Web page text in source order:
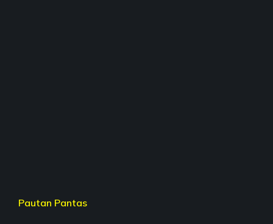
Pautan Pantas